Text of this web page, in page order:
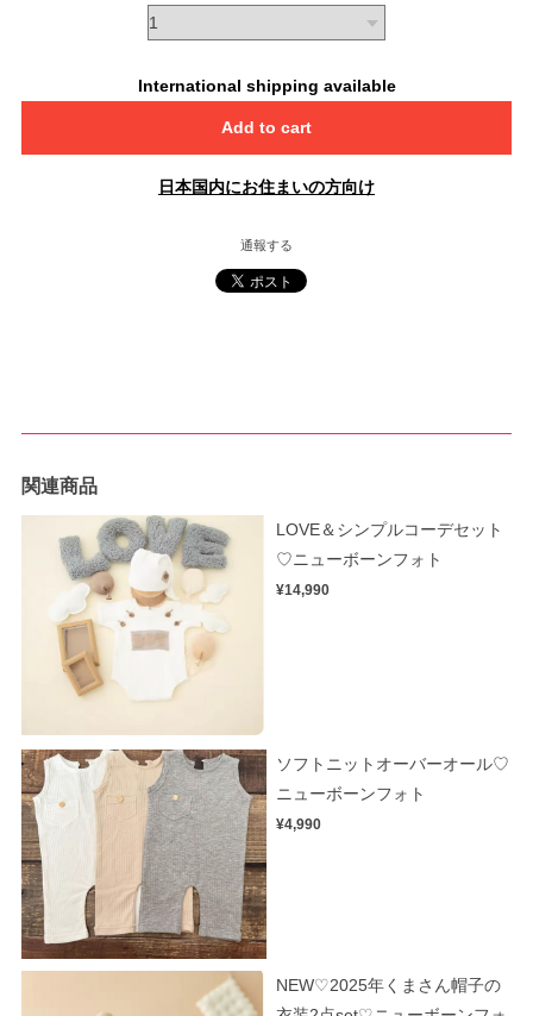
International shipping available
Add to cart
日本国内にお住まいの方向け
通報する
関連商品
LOVE＆シンプルコーデセット
♡ニューボーンフォト
¥14,990
ソフトニットオーバーオール♡
ニューボーンフォト
¥4,990
NEW♡2025年くまさん帽子の